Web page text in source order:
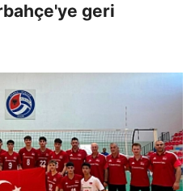
geri